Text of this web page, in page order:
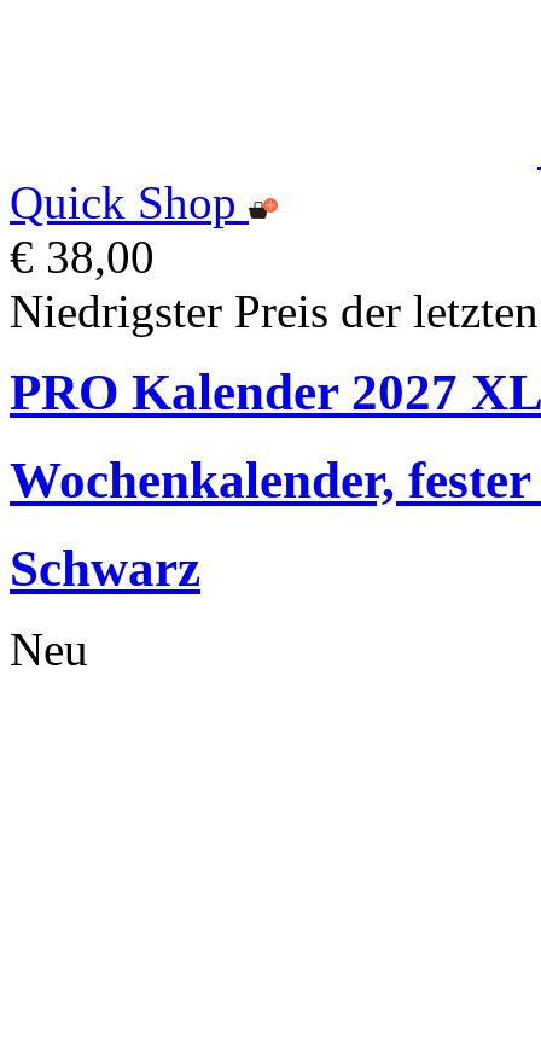
Quick Shop
€ 38,00
Niedrigster Preis der
PRO Kalender 2027
Wochenkalender,
Schwarz
Neu